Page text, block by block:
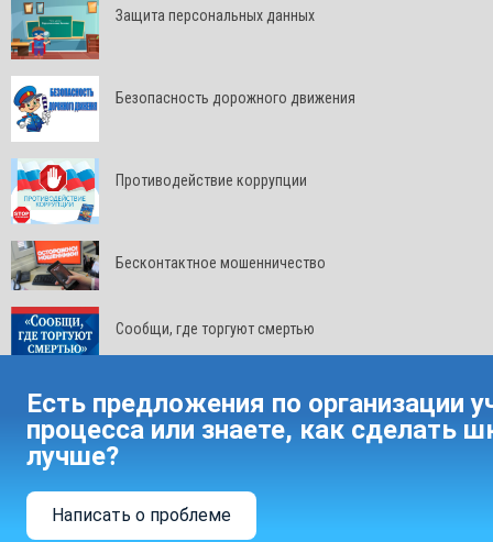
Защита персональных данных
Безопасность дорожного движения
Противодействие коррупции
Бесконтактное мошенничество
Сообщи, где торгуют смертью
Есть предложения по организации
процесса или знаете, как сделать
лучше?
Написать о проблеме